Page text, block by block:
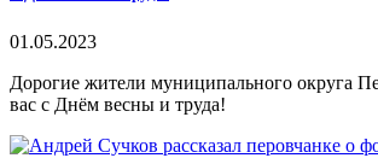
01.05.2023
Дорогие жители муниципального округа
вас с Днём весны и труда!